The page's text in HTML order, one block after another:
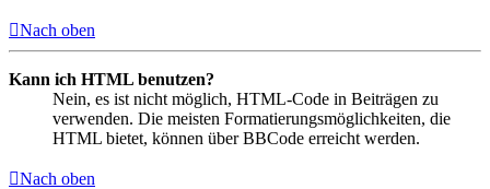
Nach oben
Kann ich HTML benutzen?
Nein, es ist nicht möglich, HTML-Code in Beiträgen zu
verwenden. Die meisten Formatierungsmöglichkeiten, die
HTML bietet, können über BBCode erreicht werden.
Nach oben